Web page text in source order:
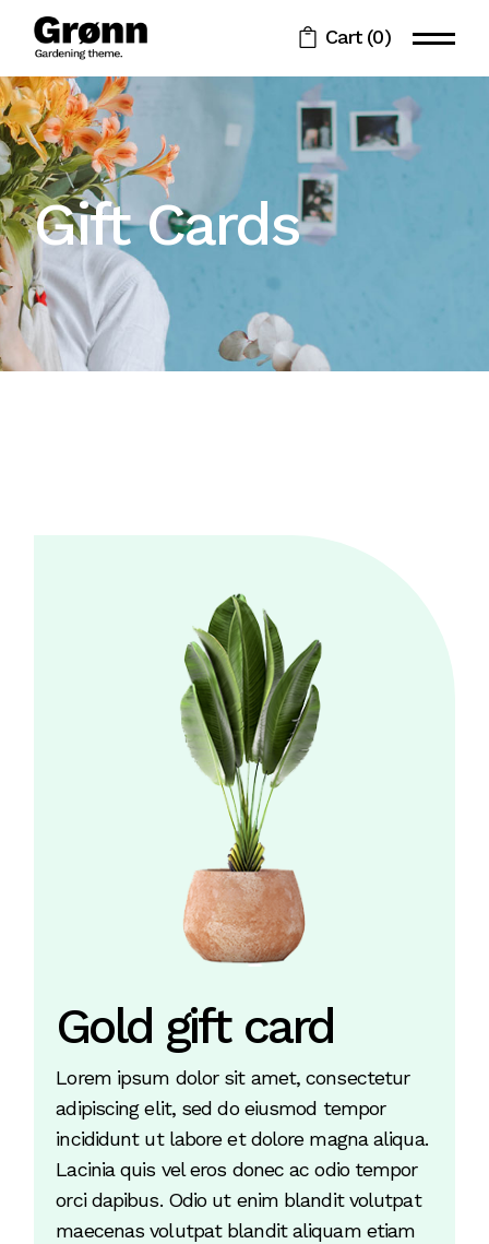
Cart (0)
Gift Cards
Gold gift card
Lorem ipsum dolor sit amet, consectetur
adipiscing elit, sed do eiusmod tempor
incididunt ut labore et dolore magna aliqua.
Lacinia quis vel eros donec ac odio tempor
orci dapibus. Odio ut enim blandit volutpat
maecenas volutpat blandit aliquam etiam